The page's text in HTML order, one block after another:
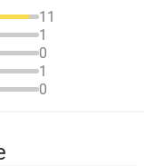
11
1
0
1
0